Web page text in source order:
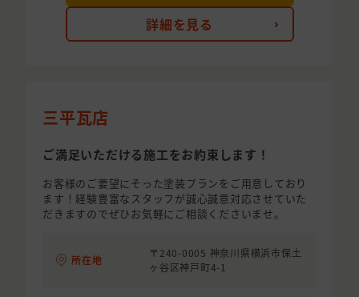
詳細を見る
三平瓦店
ご満足いただける施工をお約束します！
お客様のご要望にそった塗装プランをご用意しており
ます！経験豊富なスタッフが誠心誠意対応させていた
だきますのでぜひお気軽にご相談くださいませ。
所在地
〒240-0005 神奈川県横浜市保土
ヶ谷区神戸町4-1